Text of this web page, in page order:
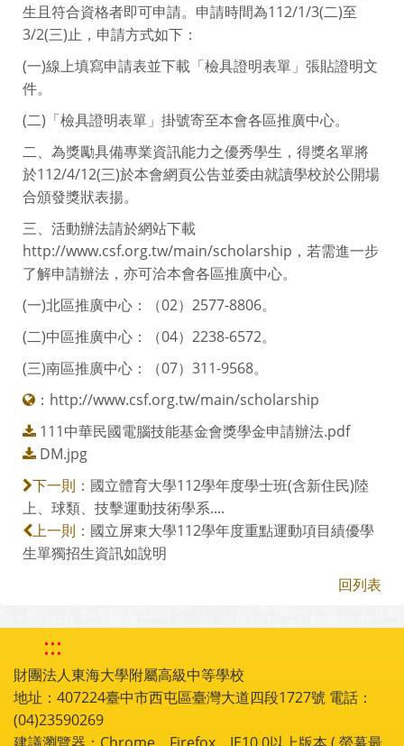
生且符合資格者即可申請。申請時間為112/1/3(二)至
3/2(三)止，申請方式如下：
(一)線上填寫申請表並下載「檢具證明表單」張貼證明文
件。
(二)「檢具證明表單」掛號寄至本會各區推廣中心。
二、為獎勵具備專業資訊能力之優秀學生，得獎名單將
於112/4/12(三)於本會網頁公告並委由就讀學校於公開場
合頒發獎狀表揚。
三、活動辦法請於網站下載
http://www.csf.org.tw/main/scholarship，若需進一步
了解申請辦法，亦可洽本會各區推廣中心。
(一)北區推廣中心：（02）2577-8806。
(二)中區推廣中心：（04）2238-6572。
(三)南區推廣中心：（07）311-9568。
： http://www.csf.org.tw/main/scholarship
111中華民國電腦技能基金會獎學金申請辦法.pdf
DM.jpg
下一則： 國立體育大學112學年度學士班(含新住民)陸
上、球類、技擊運動技術學系....
上一則： 國立屏東大學112學年度重點運動項目績優學
生單獨招生資訊如說明
回列表
:::
財團法人東海大學附屬高級中等學校
地址：407224臺中市西屯區臺灣大道四段1727號 電話：
(04)23590269
建議瀏覽器：Chrome，Firefox，IE10.0以上版本 ( 螢幕最